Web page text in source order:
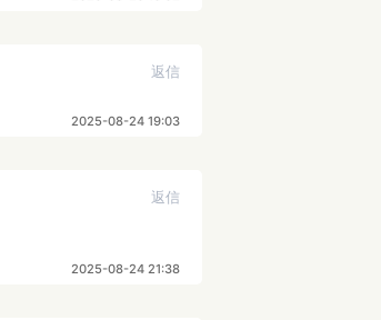
返信
2025-08-24 19:03
返信
2025-08-24 21:38